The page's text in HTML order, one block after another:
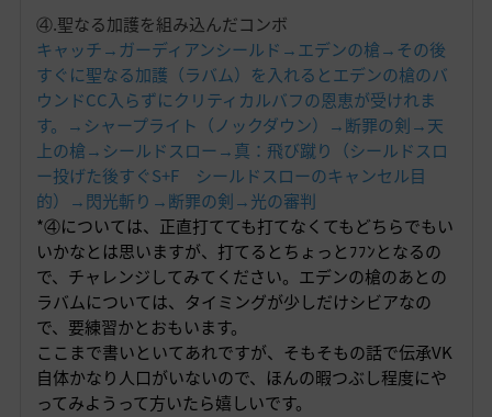
④.聖なる加護を組み込んだコンボ
キャッチ→ガーディアンシールド→エデンの槍→その後
すぐに聖なる加護（ラバム）を入れるとエデンの槍のバ
ウンドCC入らずにクリティカルバフの恩恵が受けれま
す。→シャープライト（ノックダウン）→断罪の剣→天
上の槍→シールドスロー→真：飛び蹴り（シールドスロ
ー投げた後すぐS+F シールドスローのキャンセル目
的）→閃光斬り→断罪の剣→光の審判
*④については、正直打てても打てなくてもどちらでもい
いかなとは思いますが、打てるとちょっとﾌﾌﾝとなるの
で、チャレンジしてみてください。エデンの槍のあとの
ラバムについては、タイミングが少しだけシビアなの
で、要練習かとおもいます。
ここまで書いといてあれですが、そもそもの話で伝承VK
自体かなり人口がいないので、ほんの暇つぶし程度にや
ってみようって方いたら嬉しいです。